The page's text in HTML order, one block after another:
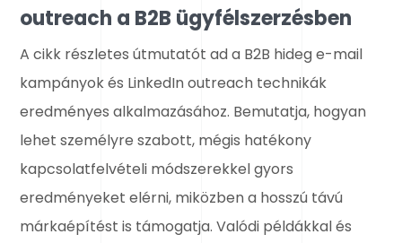
outreach a B2B ügyfélszerzésben
A cikk részletes útmutatót ad a B2B hideg e-mail
kampányok és LinkedIn outreach technikák
eredményes alkalmazásához. Bemutatja, hogyan
lehet személyre szabott, mégis hatékony
kapcsolatfelvételi módszerekkel gyors
eredményeket elérni, miközben a hosszú távú
márkaépítést is támogatja. Valódi példákkal és